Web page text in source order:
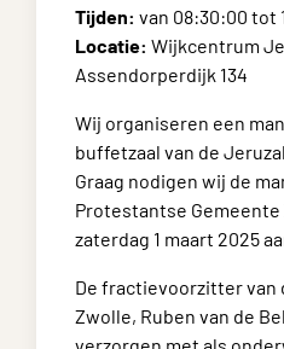
Tijden: van 08:30:00 tot
Locatie: Wijkcentrum
Assendorperdijk 134
Wij organiseren een
buffetzaal van de
Graag nodigen wij de
Protestantse
zaterdag 1 maart 2025
De fractievoorzitter van
Zwolle, Ruben van de